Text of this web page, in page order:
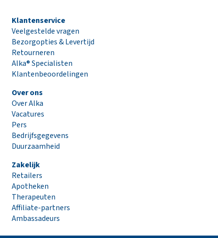
Klantenservice
Veelgestelde vragen
Bezorgopties & Levertijd
Retourneren
Alka® Specialisten
Klantenbeoordelingen
Over ons
Over Alka
Vacatures
Pers
Bedrijfsgegevens
Duurzaamheid
Zakelijk
Retailers
Apotheken
Therapeuten
Affiliate-partners
Ambassadeurs